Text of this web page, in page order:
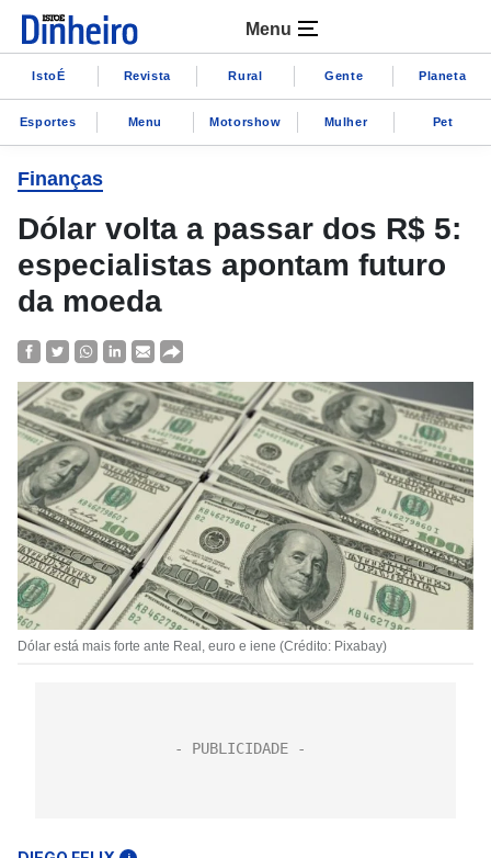
Menu
IstoÉ Revista Rural Gente Planeta
Esportes Menu Motorshow Mulher Pet
Finanças
Dólar volta a passar dos R$ 5:
especialistas apontam futuro
da moeda
Dólar está mais forte ante Real, euro e iene (Crédito: Pixabay)